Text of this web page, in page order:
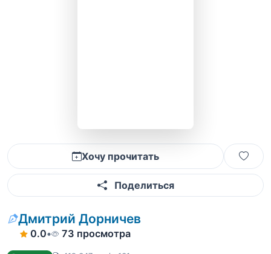
Хочу прочитать
Поделиться
Дмитрий Дорничев
0.0• 73 просмотра